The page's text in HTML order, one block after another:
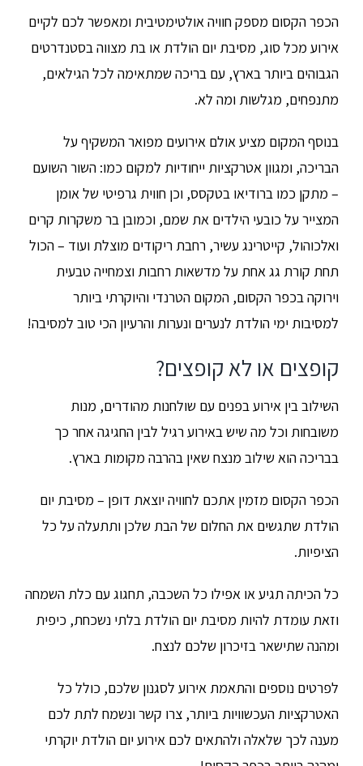
הכפר הקסום מספק חוויה אולטימטיבית ומאפשר לכם לקיים
אירוע מכל סוג, מסיבת יום הולדת או בת מצווה בסטנדרטים
הגבוהים ביותר בארץ, עם בריכה שמתאימה לכל הגילאים,
מתנפחים, מגלשות ומה לא.
בנוסף המקום מציע אולם אירועים מפואר המשקיף על
הבריכה, ומגוון אטרקציות ייחודיות למקום כמו: השור השועם
– מתקן כמו ברודיאו בטקסס, וכן חווית גרפיטי של אומן
המצייר על כובעי הילדים את שמם, וכמובן בר משקרות קרים
ואלכוהול, קייטרינג עשיר, רחבת ריקודים מוצלת ועוד – הכול
תחת קורת גג אחת על מדשאות רחבות וצמחייה טבעית
וירוקה בכפר הקסום, המקום הטרנדי והיוקרתי ביותר
למסיבות ימי הולדת לנערים ונערות והרעיון הכי טוב למסיבה!
קופצים או לא קופצים?
השילוב בין אירוע בפנים עם שולחנות מהודרים, מנות
משובחות וכל מה שיש באירוע רגיל לבין החגיגה אחר כך
בבריכה הוא שילוב מנצח שאין בהרבה מקומות בארץ.
הכפר הקסום מזמין אתכם לחוויה יוצאת דופן – מסיבת יום
הולדת שתגשים את החלום של הבת שלכן ותתעלה על כל
הציפיות.
כל הכיתה תגיע או אפילו כל השכבה, תחגוג עם כלת השמחה
וזאת עומדת להיות מסיבת יום הולדת בלתי נשכחת, כיפית
ומהנה שתישאר בזיכרון שלכם לנצח.
לפרטים נוספים והתאמת אירוע לסגנון שלכם, כולל כל
האטרקציות העכשוויות ביותר, צרו קשר ונשמח לתת לכם
מענה לכך שלאלה ולהתאים לכם אירוע יום הולדת יוקרתי